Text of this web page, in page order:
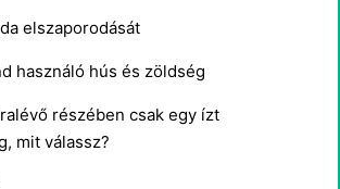
elszaporodását
használó hús és zöldség
részében csak egy ízt
mit válassz?